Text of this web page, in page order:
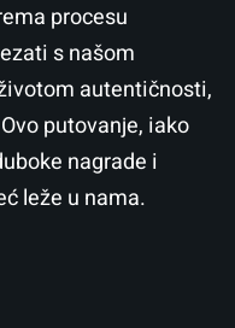
procesu
s našom
autentičnosti,
putovanje, iako
nagrade i
leže u nama.